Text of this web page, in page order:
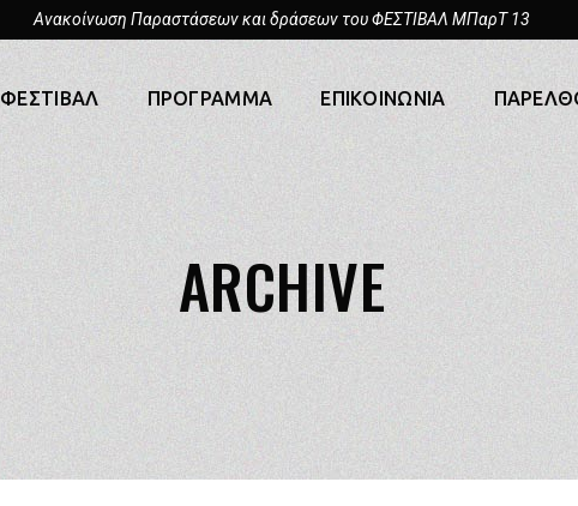
Ανακοίνωση Παραστάσεων και δράσεων του ΦΕΣΤΙΒΑΛ ΜΠαρΤ 13
ΦΕΣΤΙΒΑΛ ΠΡΟΓΡΑΜΜΑ ΕΠΙΚΟΙΝΩΝΙΑ
ARCHIVE